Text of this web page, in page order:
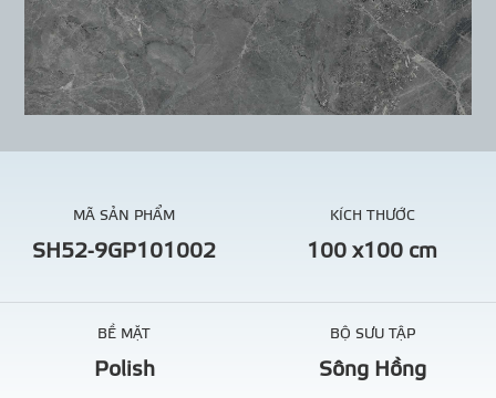
MÃ SẢN PHẨM
SH52-9GP101002
KÍCH THƯỚC
100 x100 cm
BỀ MẶT
Polish
BỘ SƯU TẬP
Sông Hồng